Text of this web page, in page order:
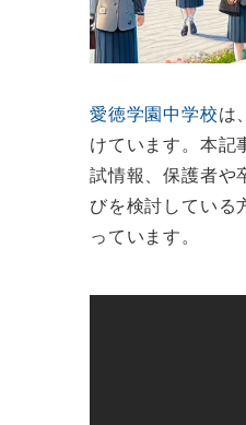
愛徳学園中学校は
けています。本記
試情報、保護者や
びを検討している
っています。